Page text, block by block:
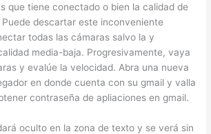
que tiene conectado o bien la calidad de
descartar este inconveniente
todas las cámaras salvo la y
media-baja. Progresivamente, vaya
y evalúe la velocidad. Abra una nueva
en donde cuenta con su gmail y valla
contraseña de apliaciones en gmail.
oculto en la zona de texto y se verá sin